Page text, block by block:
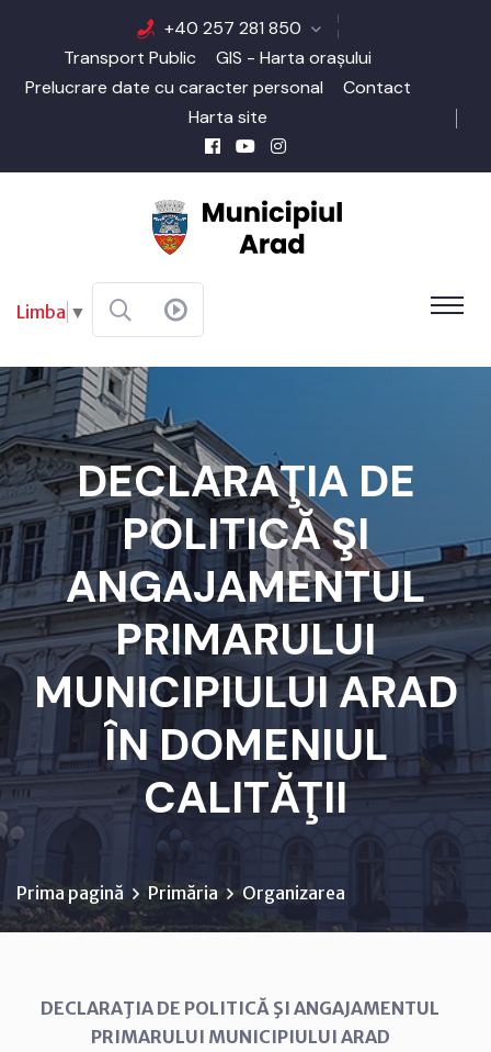
+40 257 281 850
Transport Public
GIS - Harta orașului
Prelucrare date cu caracter personal
Contact
Harta site
Limba ▼
DECLARAŢIA DE
POLITICĂ ŞI
ANGAJAMENTUL
PRIMARULUI
MUNICIPIULUI ARAD
ÎN DOMENIUL
CALITĂŢII
Prima pagină Primăria Organizarea
DECLARAŢIA DE POLITICĂ ŞI ANGAJAMENTUL
PRIMARULUI MUNICIPIULUI ARAD